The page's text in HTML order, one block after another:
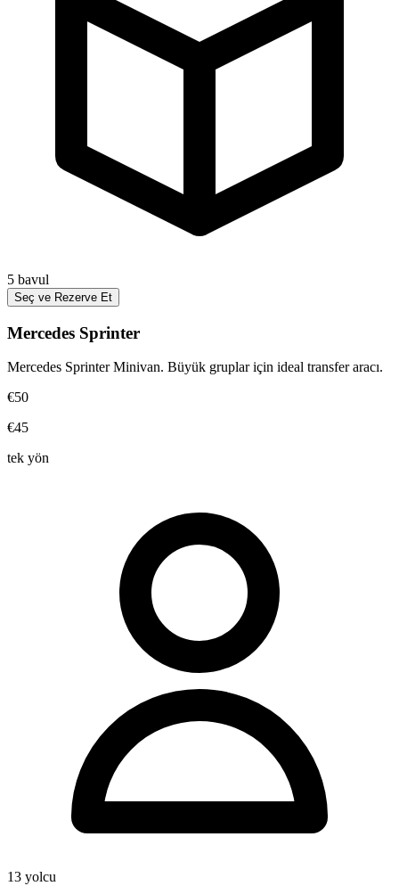
5 bavul
Seç ve Rezerve Et
Mercedes Sprinter
Mercedes Sprinter Minivan. Büyük gruplar için ideal transfer aracı.
€50
€45
tek yön
13 yolcu